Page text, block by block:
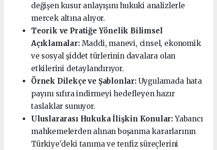
değişen kusur anlayışını hukuki analizlerle
mercek altına alıyor.
Teorik ve Pratiğe Yönelik Bilimsel
Açıklamalar:Maddi, manevi, cinsel, ekonomik
ve sosyal şiddet türlerinin davalara olan
etkilerini detaylandırıyor.
Örnek Dilekçe ve Şablonlar:Uygulamada hata
payını sıfıra indirmeyi hedefleyen hazır
taslaklar sunuyor.
Uluslararası Hukuka İlişkin Konular:Yabancı
mahkemelerden alınan boşanma kararlarının
Türkiye'deki tanıma ve tenfiz süreçlerini